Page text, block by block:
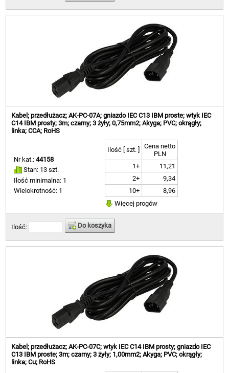
Kabel; przedłużacz; AK-PC-07A; gniazdo IEC C13 IBM proste; wtyk IEC
C14 IBM prosty; 3m; czarny; 3 żyły; 0,75mm2; Akyga; PVC; okrągły;
linka; CCA; RoHS
Nr kat.:44158
Stan: 13 szt.
Ilość minimalna: 1
Wielokrotność: 1
Ilość [ szt. ]
Cena netto
PLN
1+
11,21
2+
9,34
10+
8,96
Więcej progów
Ilość: Do koszyka
Kabel; przedłużacz; AK-PC-07C; wtyk IEC C14 IBM prosty; gniazdo IEC
C13 IBM proste; 3m; czarny; 3 żyły; 1,00mm2; Akyga; PVC; okrągły;
linka; Cu; RoHS